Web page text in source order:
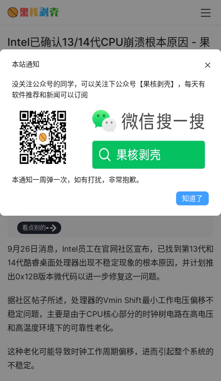
Intel已确认13/14代CPU崩溃根本原因 - 果
2024年9月26日 上午11:49 • 圈内新闻
AI摘要
此内容由AI根据文章内容自动生成，并已由人工审核
Intel发现13代和14代酷睿处理器不稳定源于Vmin Shift问
题，已推出0x12B微代码修复。该问题由时钟树电路老化
引起，Intel识别了四种触发场景并分别解决。0x12B将整
合之前更新，解决空载或轻负载下的高电压请求问题。
看点别的
9月26日消息，Intel员工在官网社区宣布，已找到第13代和
14代酷睿桌面处理器出现不稳定现象的根本原因，并计划推
出0x12B版本微代码以进一步修复这一问题。
据社区帖子所述，处理器的Vmin Shift最小工作电压偏移不
稳定问题，主要是由于CPU核心部分的时钟树电路在高电压
和高温度环境下的可靠性老化。
这种老化可能导致时钟工作周期偏移，进而引起整个系统的
不稳定。
本站通知
没关注公众号的同学，可以关注下公众号【果核剥壳】，每天有
软件推荐和新闻可以订阅
本通知一周弹一次，如有打扰，非常抱歉。
知道了